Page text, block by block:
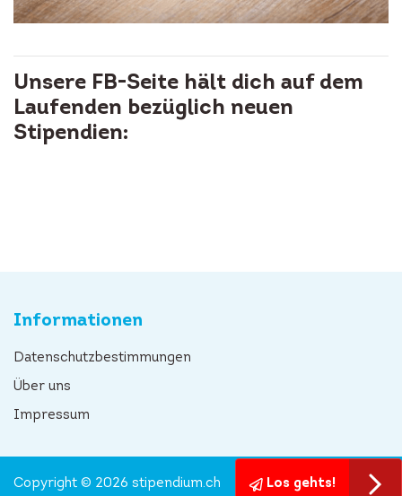
Unsere FB-Seite hält dich auf dem
Laufenden bezüglich neuen
Stipendien:
Informationen
Datenschutzbestimmungen
Über uns
Impressum
Los gehts!
Copyright © 2026 stipendium.ch